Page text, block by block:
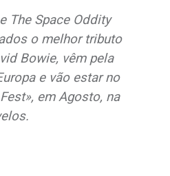
The Space Oddity
o melhor tributo
Bowie, vêm pela
e vão estar no
em Agosto, na